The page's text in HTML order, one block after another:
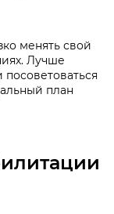
менять свой
Лучше
план